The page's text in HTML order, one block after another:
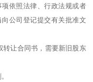
依照法律、行政法规或者
公司登记提交有关批准文
转让合同书，需要新旧股东